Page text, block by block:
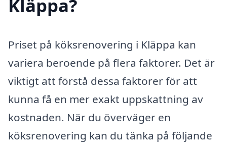
Kläppa?
Priset på köksrenovering i Kläppa kan
variera beroende på flera faktorer. Det är
viktigt att förstå dessa faktorer för att
kunna få en mer exakt uppskattning av
kostnaden. När du överväger en
köksrenovering kan du tänka på följande